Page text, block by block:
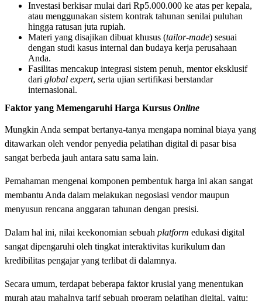
Investasi berkisar mulai dari Rp5.000.000 ke atas per kepala,
atau menggunakan sistem kontrak tahunan senilai puluhan
hingga ratusan juta rupiah.
Materi yang disajikan dibuat khusus (tailor-made) sesuai
dengan studi kasus internal dan budaya kerja perusahaan
Anda.
Fasilitas mencakup integrasi sistem penuh, mentor eksklusif
dari global expert, serta ujian sertifikasi berstandar
internasional.
Faktor yang Memengaruhi Harga Kursus Online
Mungkin Anda sempat bertanya-tanya mengapa nominal biaya yang
ditawarkan oleh vendor penyedia pelatihan digital di pasar bisa
sangat berbeda jauh antara satu sama lain.
Pemahaman mengenai komponen pembentuk harga ini akan sangat
membantu Anda dalam melakukan negosiasi vendor maupun
menyusun rencana anggaran tahunan dengan presisi.
Dalam hal ini, nilai keekonomian sebuah platform edukasi digital
sangat dipengaruhi oleh tingkat interaktivitas kurikulum dan
kredibilitas pengajar yang terlibat di dalamnya.
Secara umum, terdapat beberapa faktor krusial yang menentukan
murah atau mahalnya tarif sebuah program pelatihan digital, yaitu: